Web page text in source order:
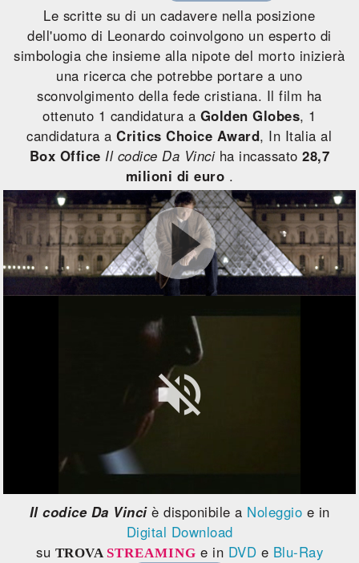
Le scritte su di un cadavere nella posizione
dell'uomo di Leonardo coinvolgono un esperto di
simbologia che insieme alla nipote del morto inizierà
una ricerca che potrebbe portare a uno
sconvolgimento della fede cristiana. Il film ha
ottenuto 1 candidatura a Golden Globes, 1
candidatura aCritics Choice Award, In Italia al
Box Office Il codice Da Vinciha incassato28,7
milioni di euro .

Il codice Da Vinciè disponibile a Noleggio e in
Digital Download
su TROVA STREAMING e in DVD e Blu-Ray